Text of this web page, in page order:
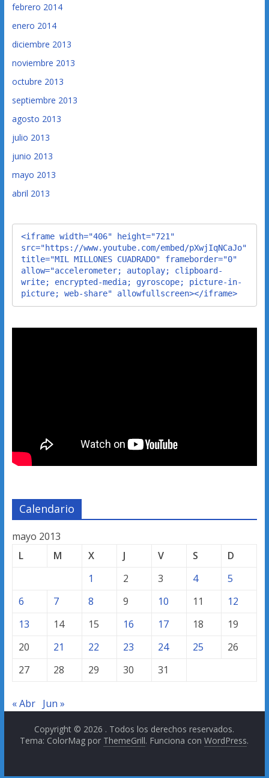
febrero 2014
enero 2014
diciembre 2013
noviembre 2013
octubre 2013
septiembre 2013
agosto 2013
julio 2013
junio 2013
mayo 2013
abril 2013
<iframe width="406" height="721"
src="https://www.youtube.com/embed/pXwjIqNCaJo"
title="MIL MILLONES CUADRADO" frameborder="0"
allow="accelerometer; autoplay; clipboard-
write; encrypted-media; gyroscope; picture-in-
picture; web-share" allowfullscreen></iframe>
Calendario
mayo 2013
L
M X J V S
D
1
2 3 4
5
6
7 8 9 10 11
12
13
14 15 16 17 18
19
20
21 22 23 24 25
26
27
28 29 30 31
« Abr Jun »
Copyright © 2026 . Todos los derechos reservados.
Tema: ColorMag por ThemeGrill. Funciona conWordPress.